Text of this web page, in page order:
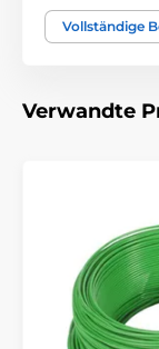
Technische
ausdrückliche
Zubehör
Zubehör
Drähte
Vollständige
Verwandte